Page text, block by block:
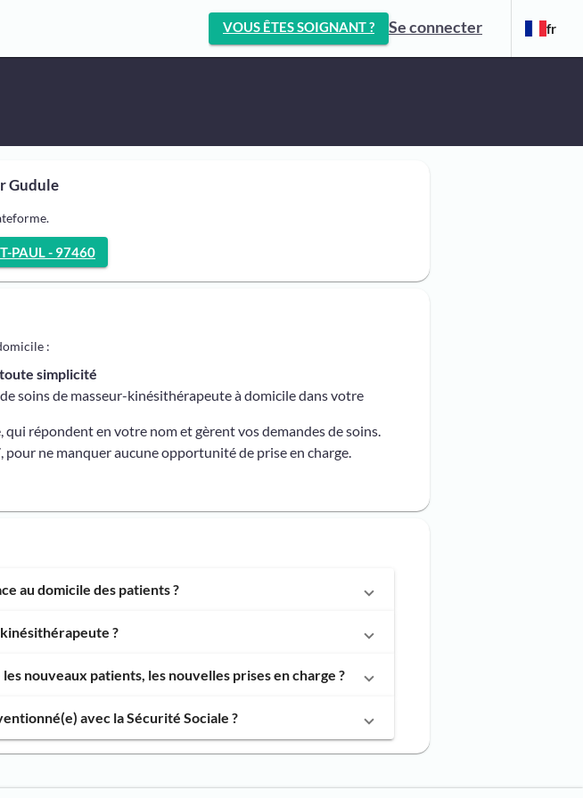
VOUS ÊTES SOIGNANT ? Se connecter fr
Gudule
PAUL - 97460
:
simplicité
soins de masseur-kinésithérapeute à domicile dans votre
qui répondent en votre nom et gèrent vos demandes de soins.
pour ne manquer aucune opportunité de prise en charge.
au domicile des patients ?
?
nouveaux patients, les nouvelles prises en charge ?
avec la Sécurité Sociale ?